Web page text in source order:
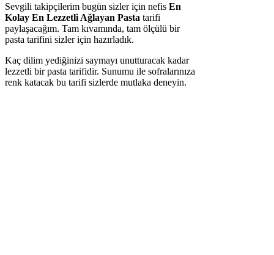
Sevgili takipçilerim bugün sizler için nefis En
Kolay En Lezzetli Ağlayan Pasta tarifi
paylaşacağım. Tam kıvamında, tam ölçülü bir
pasta tarifini sizler için hazırladık.
Kaç dilim yediğinizi saymayı unutturacak kadar
lezzetli bir pasta tarifidir. Sunumu ile sofralarınıza
renk katacak bu tarifi sizlerde mutlaka deneyin.